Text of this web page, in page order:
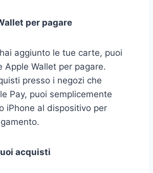
per pagare
aggiunto le tue carte, puoi
Apple Wallet per pagare.
presso i negozi che
Pay, puoi semplicemente
iPhone al dispositivo per
acquisti